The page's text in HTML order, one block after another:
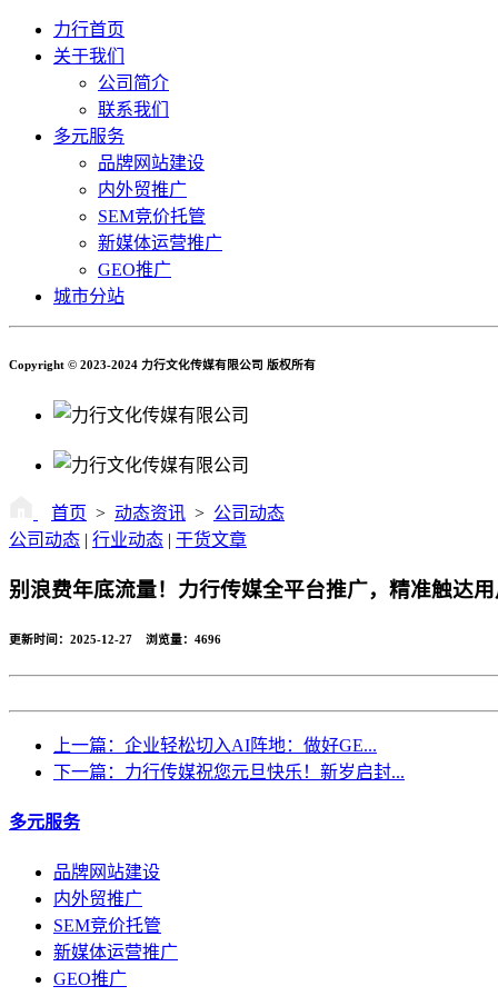
力行首页
关于我们
公司简介
联系我们
多元服务
品牌网站建设
内外贸推广
SEM竞价托管
新媒体运营推广
GEO推广
城市分站
Copyright © 2023-2024 力行文化传媒有限公司 版权所有
首页 > 动态资讯 > 公司动态
公司动态 | 行业动态 | 干货文章
别浪费年底流量！力行传媒全平台推广，精准触达
更新时间：2025-12-27 浏览量： 4696
上一篇：企业轻松切入AI阵地：做好GE...
下一篇：力行传媒祝您元旦快乐！新岁启封...
多元服务
品牌网站建设
内外贸推广
SEM竞价托管
新媒体运营推广
GEO推广